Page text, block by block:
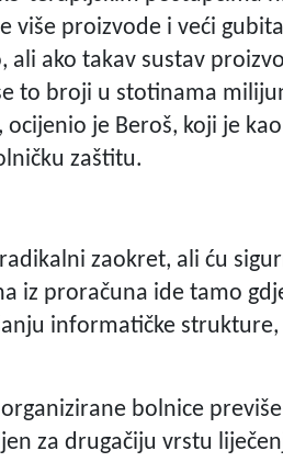
više proizvode i veći
ali ako takav sustav
to broji u stotinama
je Beroš, koji je kao
zaštitu.
zaokret, ali ću
iz proračuna ide tamo
informatičke strukture,
bolnice
za drugačiju vrstu